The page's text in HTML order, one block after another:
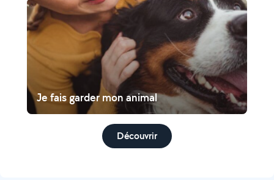
Je fais garder mon animal
Découvrir